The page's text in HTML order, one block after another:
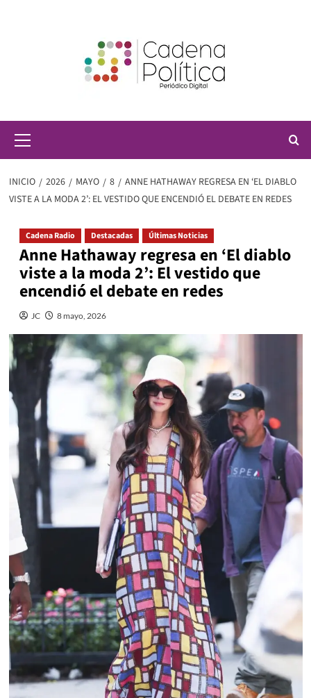
principal
INICIO 2026 MAYO 8
ANNE HATHAWAY REGRESA EN ‘EL DIABLO
VISTE A LA MODA 2’: EL VESTIDO QUE ENCENDIÓ EL DEBATE EN REDES
Cadena Radio Destacadas Últimas Noticias
Anne Hathaway regresa en ‘El diablo
viste a la moda 2’: El vestido que
encendió el debate en redes
JC 8 mayo, 2026